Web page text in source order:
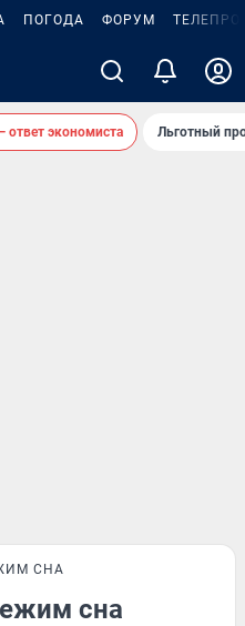
ПОГОДА ФОРУМ
ответ экономиста Льготный
СНА
сна